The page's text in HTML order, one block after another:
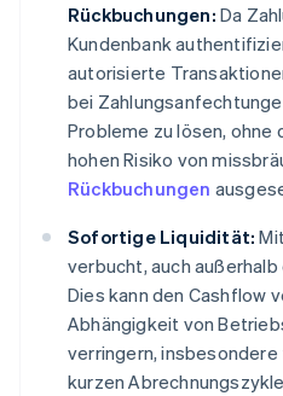
Rückbuchungen: Da
Kundenbank
autorisierte
bei
Probleme zu lösen, ohne
hohen Risiko von
Rückbuchungen
Sofortige Liquidität:
verbucht, auch
Dies kann den Cashflow
Abhängigkeit von
verringern,
kurzen